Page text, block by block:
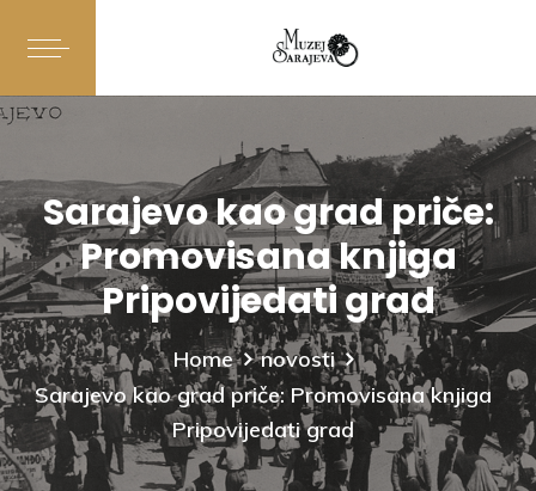
Sarajevo kao grad priče:
Promovisana knjiga
Pripovijedati grad
Home
novosti
Sarajevo kao grad priče: Promovisana knjiga
Pripovijedati grad